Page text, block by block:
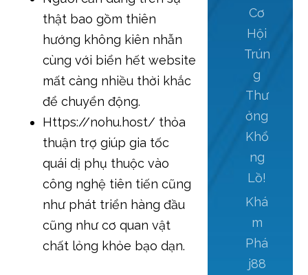
thật bao gồm thiên
hướng không kiên nhẫn
cùng với biển hết website
mất càng nhiều thời khắc
để chuyển động.
Https://nohu.host/ thỏa
thuận trợ giúp gia tốc
quái dị phụ thuộc vào
công nghệ tiên tiến cũng
như phát triển hàng đầu
cũng như cơ quan vật
chất lỏng khỏe bạo dạn.
Cơ
Hội
Trún
g
Thư
ởng
Khổ
ng
Lồ!
Khá
m
Phá
j88